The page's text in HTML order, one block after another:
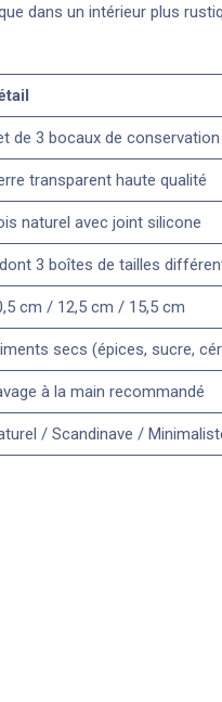
dans un intérieur plus
de 3 bocaux de conservation
transparent haute qualité
naturel avec joint silicone
3 boîtes de tailles
cm / 12,5 cm / 15,5 cm
secs (épices, sucre,
à la main recommandé
/ Scandinave /